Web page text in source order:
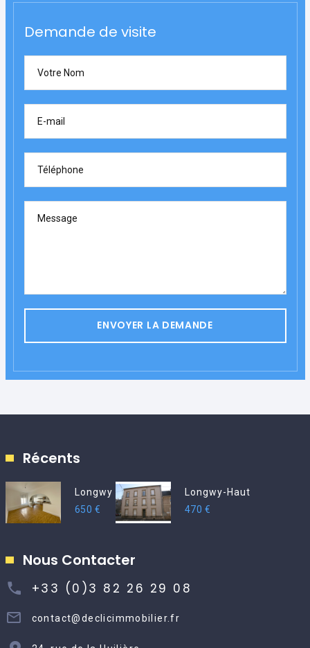
Demande de visite
Votre Nom
E-mail
Téléphone
Message
ENVOYER LA DEMANDE
Récents
Longwy
650 €
Longwy-Haut
470 €
Nous Contacter
+33 (0)3 82 26 29 08
contact@declicimmobilier.fr